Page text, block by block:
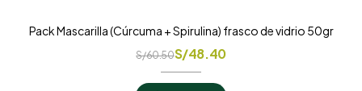
Pack Mascarilla (Cúrcuma + Spirulina) frasco de vidrio 50gr
S/60.50S/48.40